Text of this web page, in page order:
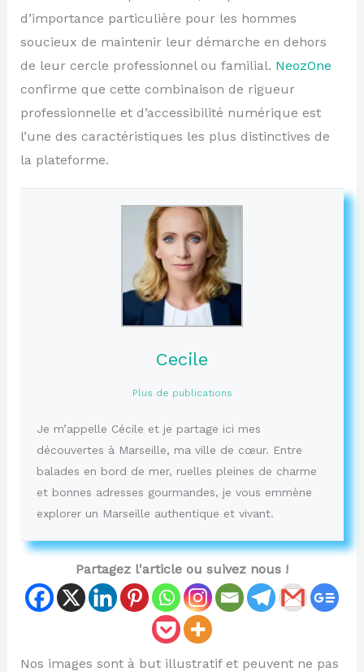
d’importance particulière pour les hommes
soucieux de maintenir leur démarche en dehors
de leur cercle professionnel ou familial. NeozOne
confirme que cette combinaison de rigueur
professionnelle et d’accessibilité numérique est
l’une des caractéristiques les plus distinctives de
la plateforme.
Cecile
Plus de publications
Je m’appelle Cécile et je partage ici mes
découvertes à Marseille, ma ville de cœur. Entre
balades en bord de mer, ruelles pleines de charme
et bonnes adresses gourmandes, je vous emmène
explorer un Marseille authentique et vivant.
Partagez l'article ou suivez nous !
Nos images sont à but illustratif et peuvent ne pas